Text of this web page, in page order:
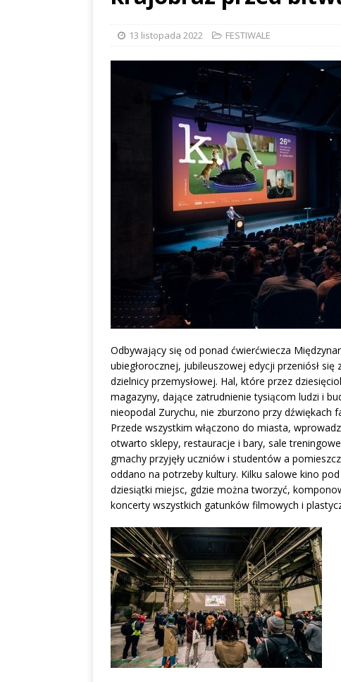
13 listopada 2022 FESTIWALE
Odbywający się od ponad ćwierćwiecza
ubiegłorocznej, jubileuszowej edycji przeniósł
dzielnicy przemysłowej. Hal, które przez
magazyny, dające zatrudnienie tysiącom ludzi i
nieopodal Zurychu, nie zburzono przy dźwiękach
Przede wszystkim włączono do miasta,
otwarto sklepy, restauracje i bary, sale
gmachy przyjęły uczniów i studentów a
oddano na potrzeby kultury. Kilku salowe kino
dziesiątki miejsc, gdzie można tworzyć,
koncerty wszystkich gatunków filmowych i